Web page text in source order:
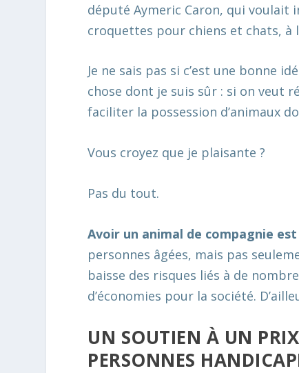
député Aymeric Caron, qui voulait
croquettes pour chiens et chats, à
Je ne sais pas si c’est une bonne
chose dont je suis sûr : si on veut
faciliter la possession d’animaux
Vous croyez que je plaisante ?
Pas du tout.
Avoir un animal de compagnie
personnes âgées, mais pas
baisse des risques liés à de
d’économies pour la société.
UN SOUTIEN À UN
PERSONNES